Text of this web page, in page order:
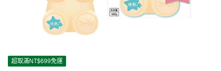
超取滿NT$699免運